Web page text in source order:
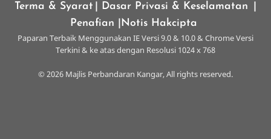
Terma & Syarat | Dasar Privasi & Keselamatan
Penafian
|Notis Hakcipta
Paparan Terbaik Menggunakan IE Versi 9.0 & 10.0 & Chrome Versi
Terkini & ke atas dengan Resolusi 1024 x 768
© 2026 Majlis Perbandaran Kangar, All rights reserved.